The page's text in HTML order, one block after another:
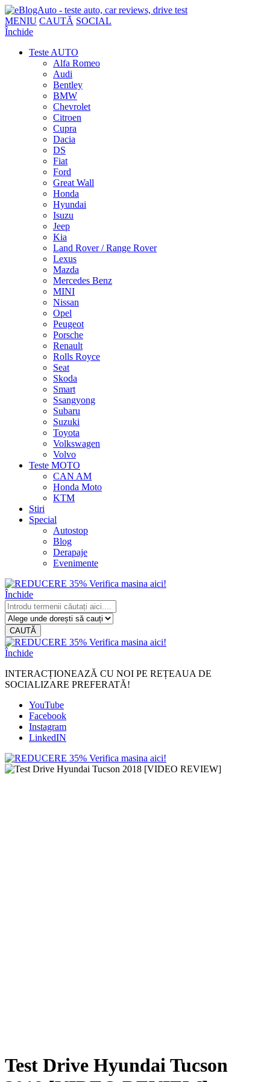
MENIU CAUTĂ SOCIAL
Închide
Teste AUTO
Alfa Romeo
Audi
Bentley
BMW
Chevrolet
Citroen
Cupra
Dacia
DS
Fiat
Ford
Great Wall
Honda
Hyundai
Isuzu
Jeep
Kia
Land Rover / Range Rover
Lexus
Mazda
Mercedes Benz
MINI
Nissan
Opel
Peugeot
Porsche
Renault
Rolls Royce
Seat
Skoda
Smart
Ssangyong
Subaru
Suzuki
Toyota
Volkswagen
Volvo
Teste MOTO
CAN AM
Honda Moto
KTM
Stiri
Special
Autostop
Blog
Derapaje
Evenimente
Închide
CAUTĂ
Închide
INTERACȚIONEAZĂ CU NOI PE REȚEAUA DE
SOCIALIZARE PREFERATĂ!
YouTube
Facebook
Instagram
LinkedIN
Test Drive Hyundai Tucson